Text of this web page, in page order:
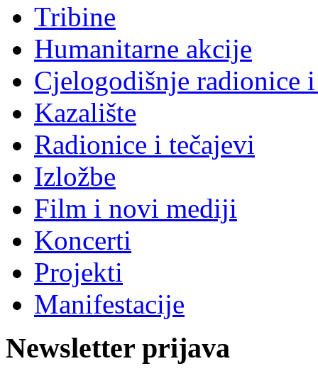
Tribine
Humanitarne akcije
Cjelogodišnje radionice
Kazalište
Radionice i tečajevi
Izložbe
Film i novi mediji
Koncerti
Projekti
Manifestacije
Newsletter prijava